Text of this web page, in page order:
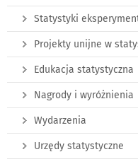
Statystyki
Projekty unijne w
Edukacja statystyczna
Nagrody i wyróżnienia
Wydarzenia
Urzędy statystyczne